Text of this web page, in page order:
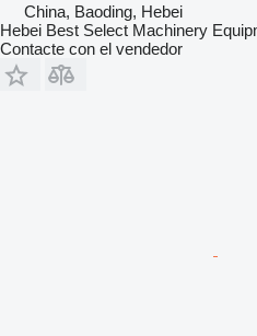
China, Baoding, Hebei
Hebei Best Select Machinery
Contacte con el vendedor